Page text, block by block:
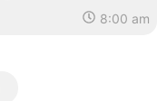
8:00 am